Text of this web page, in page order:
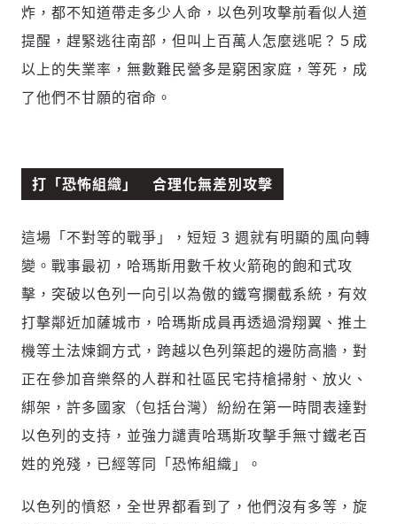
炸，都不知道帶走多少人命，以色列攻擊前看似人道
提醒，趕緊逃往南部，但叫上百萬人怎麼逃呢？５成
以上的失業率，無數難民營多是窮困家庭，等死，成
了他們不甘願的宿命。
打「恐怖組織」 合理化無差別攻擊
這場「不對等的戰爭」，短短 3 週就有明顯的風向轉
變。戰事最初，哈瑪斯用數千枚火箭砲的飽和式攻
擊，突破以色列一向引以為傲的鐵穹攔截系統，有效
打擊鄰近加薩城市，哈瑪斯成員再透過滑翔翼、推土
機等土法煉鋼方式，跨越以色列築起的邊防高牆，對
正在參加音樂祭的人群和社區民宅持槍掃射、放火、
綁架，許多國家（包括台灣）紛紛在第一時間表達對
以色列的支持，並強力譴責哈瑪斯攻擊手無寸鐵老百
姓的兇殘，已經等同「恐怖組織」。
以色列的憤怒，全世界都看到了，他們沒有多等，旋